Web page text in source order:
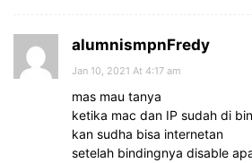
alumnismpnFredy
Jan 10, 2021 At 4:17 am
mas mau tanya
ketika mac dan IP sudah di
kan sudha bisa internetan
setelah bindingnya disable